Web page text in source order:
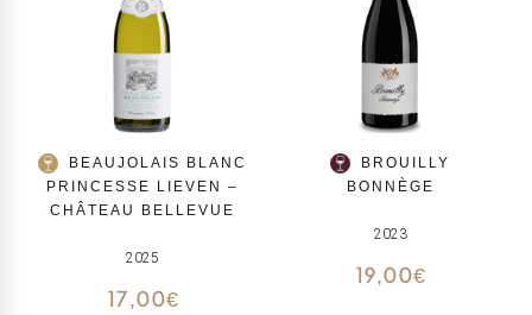
BEAUJOLAIS BLANC
PRINCESSE LIEVEN –
CHÂTEAU BELLEVUE
2025
17,00€
BROUILLY
BONNÈGE
2023
19,00€